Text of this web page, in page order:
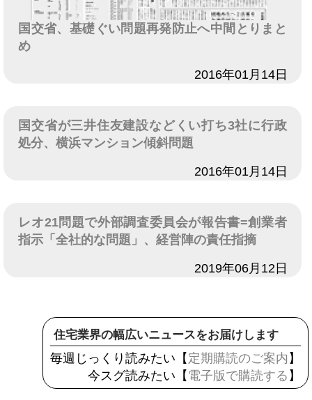
国交省、基礎ぐい問題再発防止へ中間とりまと
め
2016年01月14日
国交省が三井住友建設などくい打ち3社に行政
処分、横浜マンション傾斜問題
2016年01月14日
レオ21問題で外部調査委員会が報告書=創業者
指示「全社的な問題」、経営陣の責任指摘
2019年06月12日
住宅業界の幅広いニュースをお届けします
毎週じっくり読みたい【 定期購読のご案内 】
今スグ読みたい【 電子版で購読する 】